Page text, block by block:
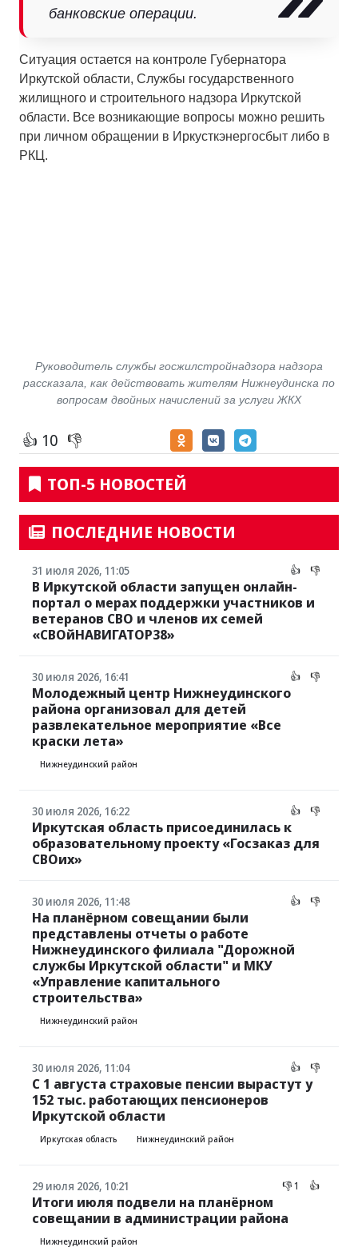
банковские операции.
Ситуация остается на контроле Губернатора
Иркутской области, Службы государственного
жилищного и строительного надзора Иркутской
области. Все возникающие вопросы можно решить
при личном обращении в Иркусткэнергосбыт либо в
РКЦ.
Руководитель службы госжилстройнадзора надзора
рассказала, как действовать жителям Нижнеудинска по
вопросам двойных начислений за услуги ЖКХ
👍 10 👎
ТОП-5 НОВОСТЕЙ
ПОСЛЕДНИЕ НОВОСТИ
31 июля 2026, 11:05 👍 👎
В Иркутской области запущен онлайн-
портал о мерах поддержки участников и
ветеранов СВО и членов их семей
«СВОйНАВИГАТОР38»
30 июля 2026, 16:41 👍 👎
Молодежный центр Нижнеудинского
района организовал для детей
развлекательное мероприятие «Все
краски лета»
Нижнеудинский район
30 июля 2026, 16:22 👍 👎
Иркутская область присоединилась к
образовательному проекту «Госзаказ для
СВОих»
30 июля 2026, 11:48 👍 👎
На планёрном совещании были
представлены отчеты о работе
Нижнеудинского филиала "Дорожной
службы Иркутской области" и МКУ
«Управление капитального
строительства»
Нижнеудинский район
30 июля 2026, 11:04 👍 👎
С 1 августа страховые пенсии вырастут у
152 тыс. работающих пенсионеров
Иркутской области
Иркутская область Нижнеудинский район
29 июля 2026, 10:21 👎 1 👍
Итоги июля подвели на планёрном
совещании в администрации района
Нижнеудинский район